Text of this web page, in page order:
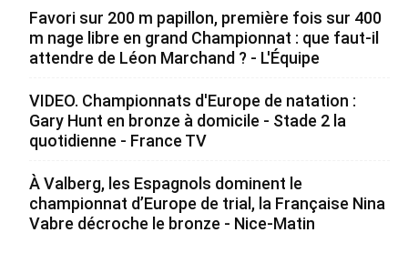
Favori sur 200 m papillon, première fois sur 400
m nage libre en grand Championnat : que faut-il
attendre de Léon Marchand ? - L'Équipe
VIDEO. Championnats d'Europe de natation :
Gary Hunt en bronze à domicile - Stade 2 la
quotidienne - France TV
À Valberg, les Espagnols dominent le
championnat d’Europe de trial, la Française Nina
Vabre décroche le bronze - Nice-Matin